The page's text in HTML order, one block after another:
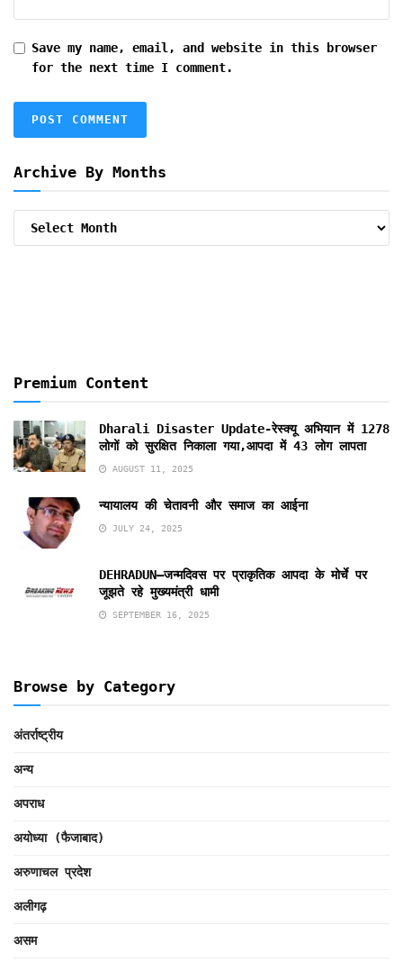
Save my name, email, and website in this browser
for the next time I comment.
Archive By Months
Archive
Premium Content
Dharali Disaster Update-रेस्क्यू अभियान में 1278
लोगों को सुरक्षित निकाला गया,आपदा में 43 लोग लापता
AUGUST 11, 2025
न्यायालय की चेतावनी और समाज का आईना
JULY 24, 2025
DEHRADUN–जन्मदिवस पर प्राकृतिक आपदा के मोर्चे पर
जूझते रहे मुख्यमंत्री धामी
SEPTEMBER 16, 2025
Browse by Category
अंतर्राष्ट्रीय
अन्य
अपराध
अयोध्या (फैजाबाद)
अरुणाचल प्रदेश
अलीगढ़
असम